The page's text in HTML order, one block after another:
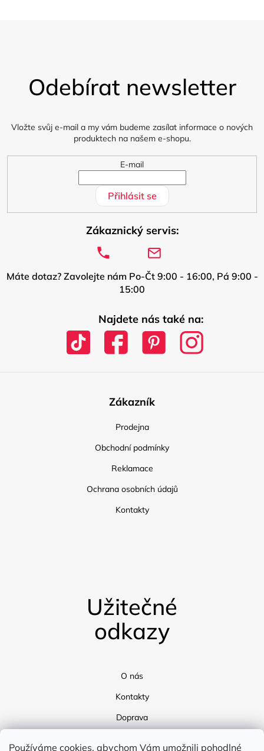
Používáme cookies, abychom Vám umožnili pohodlné
Odebírat newsletter
Vložte svůj e-mail a my vám budeme zasílat informace o nových
produktech na našem e-shopu.
E-mail
Přihlásit se
Zákaznický servis:
Máte dotaz? Zavolejte nám Po-Čt 9:00 - 16:00, Pá 9:00 -
15:00
Najdete nás také na:
Zákazník
Prodejna
Obchodní podmínky
Reklamace
Ochrana osobních údajů
Kontakty
Užitečné
odkazy
O nás
Kontakty
Doprava